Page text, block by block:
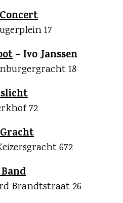
17
– Ivo Janssen
18
72
672
Brandtstraat 26